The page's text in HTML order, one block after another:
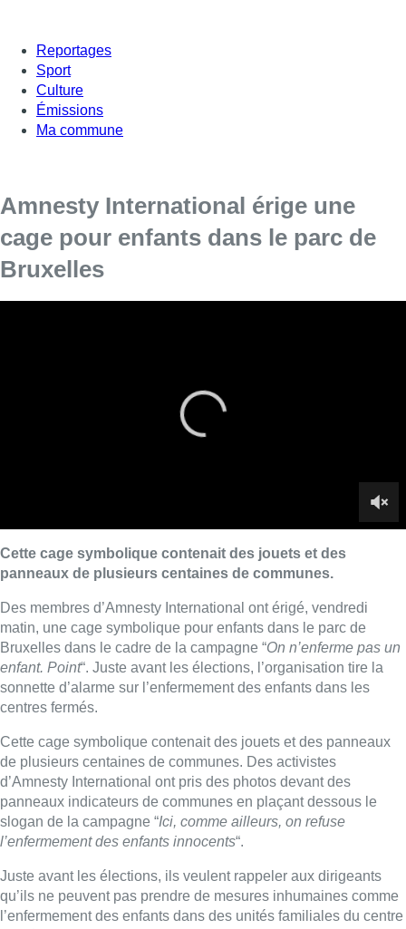
Reportages
Sport
Culture
Émissions
Ma commune
Amnesty International érige une
cage pour enfants dans le parc de
Bruxelles
Bruxelles dans le cadre de la campagne “
“. Juste avant les élections, l’organisation tire la
Cette cage symbolique contenait des jouets et des panneaux
panneaux indicateurs de communes en plaçant dessous le
slogan de la campagne “ Ici, comme ailleurs, on refuse
l’enfermement des enfants innocents
“.
Juste avant les élections, ils veulent rappeler aux dirigeants
qu’ils ne peuvent pas prendre de mesures inhumaines comme
l’enfermement des enfants dans des unités familiales du centre
fermé 127 bis de Steenokkerzeel.
n’enferme pas un enfant. Point” auront un entretien au cabinet
du Premier ministre et remettront une pétition de 45.000
signatures recueillies depuis le lancement de la campagne.
Belga, image Belga/Eric Lalmand
Lire aussi :
Deux personnes hospitalisées